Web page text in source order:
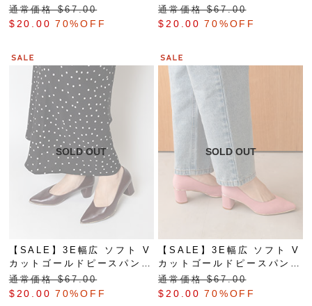
ス
通常価格 $‌67.00
$‌20.00 70%OFF
ス
通常価格 $‌67.00
$‌20.00 70%OFF
【SALE】3E幅広 ソフト V
カットゴールドピースパンプ
ス
通常価格 $‌67.00
$‌20.00 70%OFF
【SALE】3E幅広 ソフト V
カットゴールドピースパンプ
ス
通常価格 $‌67.00
$‌20.00 70%OFF